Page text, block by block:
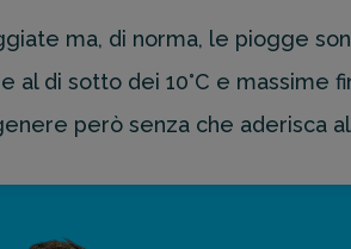
ma, di norma, le piogge
di sotto dei 10°C e massime
però senza che aderisca